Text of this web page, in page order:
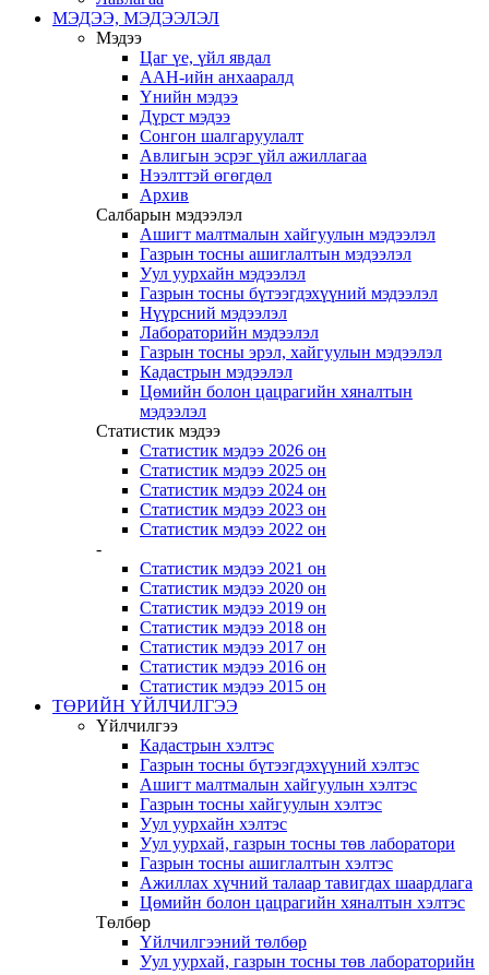
МЭДЭЭ, МЭДЭЭЛЭЛ
Мэдээ
Цаг үе, үйл явдал
ААН-ийн анхааралд
Үнийн мэдээ
Дүрст мэдээ
Сонгон шалгаруулалт
Авлигын эсрэг үйл ажиллагаа
Нээлттэй өгөгдөл
Архив
Салбарын мэдээлэл
Ашигт малтмалын хайгуулын мэдээлэл
Газрын тосны ашиглалтын мэдээлэл
Уул уурхайн мэдээлэл
Газрын тосны бүтээгдэхүүний мэдээлэл
Нүүрсний мэдээлэл
Лабораторийн мэдээлэл
Газрын тосны эрэл, хайгуулын мэдээлэл
Кадастрын мэдээлэл
Цөмийн болон цацрагийн хяналтын
мэдээлэл
Статистик мэдээ
Статистик мэдээ 2026 он
Статистик мэдээ 2025 он
Статистик мэдээ 2024 он
Статистик мэдээ 2023 он
Статистик мэдээ 2022 он
-
Статистик мэдээ 2021 он
Статистик мэдээ 2020 он
Статистик мэдээ 2019 он
Статистик мэдээ 2018 он
Статистик мэдээ 2017 он
Статистик мэдээ 2016 он
Статистик мэдээ 2015 он
ТӨРИЙН ҮЙЛЧИЛГЭЭ
Үйлчилгээ
Кадастрын хэлтэс
Газрын тосны бүтээгдэхүүний хэлтэс
Ашигт малтмалын хайгуулын хэлтэс
Газрын тосны хайгуулын хэлтэс
Уул уурхайн хэлтэс
Уул уурхай, газрын тосны төв лаборатори
Газрын тосны ашиглалтын хэлтэс
Ажиллах хүчний талаар тавигдах шаардлага
Цөмийн болон цацрагийн хяналтын хэлтэс
Төлбөр
Үйлчилгээний төлбөр
Уул уурхай, газрын тосны төв лабораторийн